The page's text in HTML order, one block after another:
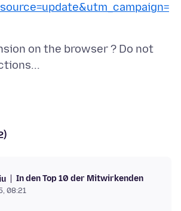
on the browser ? Do not
In den Top 10 der Mitwirkenden
08:21